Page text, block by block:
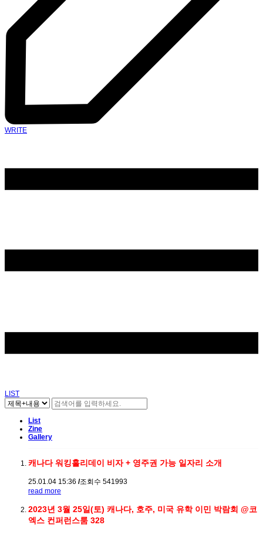
WRITE
LIST
List
Zine
Gallery
캐나다 워킹홀리데이 비자 + 영주권 가능 일자리 소개
25.01.04 15:36 /조회수 541993
read more
2023년 3월 25일(토) 캐나다, 호주, 미국 유학 이민 박람회 @코
엑스 컨퍼런스룸 328